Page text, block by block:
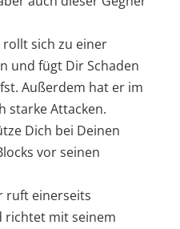
rollt sich zu einer
und fügt Dir Schaden
Außerdem hat er im
starke Attacken.
Dich bei Deinen
vor seinen
ruft einerseits
richtet mit seinem